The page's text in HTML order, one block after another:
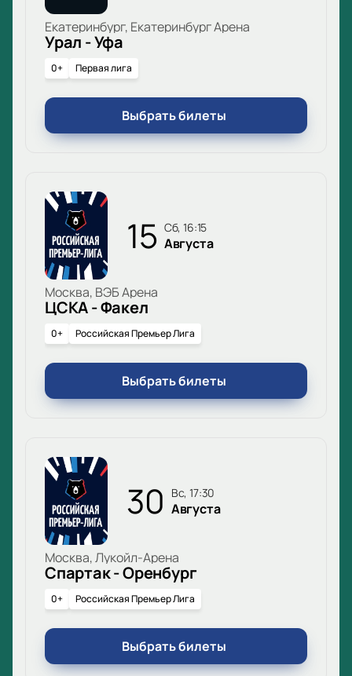
Екатеринбург, Екатеринбург Арена
Урал - Уфа
0+ Первая лига
Выбрать билеты
15 сб, 16:15
Августа
Москва, ВЭБ Арена
ЦСКА - Факел
0+ Российская Премьер Лига
Выбрать билеты
30 вс, 17:30
Августа
Москва, Лукойл-Арена
Спартак - Оренбург
0+ Российская Премьер Лига
Выбрать билеты